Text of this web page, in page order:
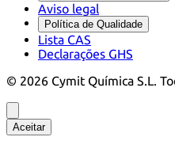
Aviso legal
Política de Qualidade
Lista CAS
Declarações GHS
© 2026 Cymit Química S.L.
Aceitar